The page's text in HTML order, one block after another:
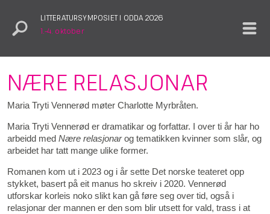
LITTERATURSYMPOSIET I ODDA 2026
1.–4. oktober
NÆRE RELASJONAR
Maria Tryti Vennerød møter Charlotte Myrbråten.
Maria Tryti Vennerød er dramatikar og forfattar. I over ti år har ho
arbeidd med Nære relasjonarog tematikken kvinner som slår, og
arbeidet har tatt mange ulike former.
Romanen kom ut i 2023 og i år sette Det norske teateret opp
stykket, basert på eit manus ho skreiv i 2020. Vennerød
utforskar korleis noko slikt kan gå føre seg over tid, også i
relasjonar der mannen er den som blir utsett for vald, trass i at